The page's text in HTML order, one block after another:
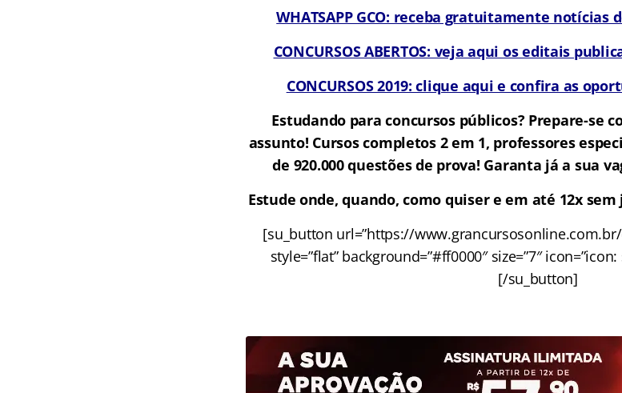
WHATSAPP GCO: receba gratuitamente notícias
CONCURSOS ABERTOS: veja aqui os editais
CONCURSOS 2019: clique aqui e confira as
Estudando para concursos públicos? Prepare-se
assunto! Cursos completos 2 em 1, professores
de 920.000 questões de prova! Garanta já a sua
Estude onde, quando, como quiser e em até 12x
[su_button url=”https://www.grancursosonline.com.br/
style=”flat” background=”#ff0000″ size=”7″
[/su_button]